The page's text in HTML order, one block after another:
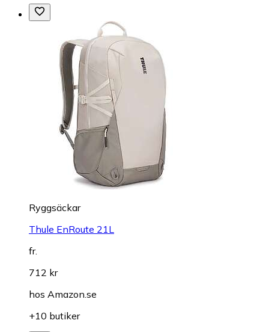
Ryggsäckar
Thule EnRoute 21L
fr.
712 kr
hos Amazon.se
+10 butiker